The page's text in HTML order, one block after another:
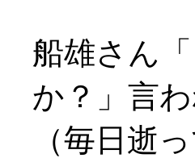
船雄さん
か？」言
（毎日逝